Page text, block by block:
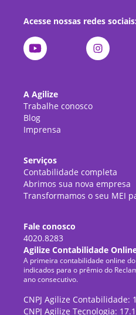
Acesse nossas redes sociais:
A Agilize
Trabalhe conosco
Blog
Imprensa
Serviços
Contabilidade completa
Abrimos sua nova empresa
Transformamos o seu MEI
Fale conosco
4020.8283
Agilize Contabilidade
A primeira contabilidade online
indicados para o prêmio do
ano consecutivo.
CNPJ Agilize Contabilidade:
CNPJ Agilize Tecnologia: